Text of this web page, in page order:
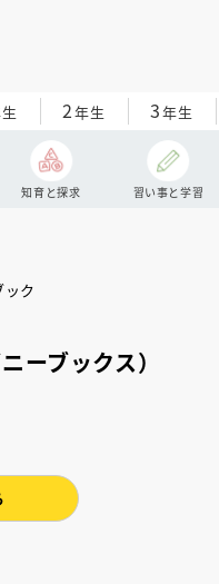
2年生 3年生
知育と探求 習い事と学習
ブックス）